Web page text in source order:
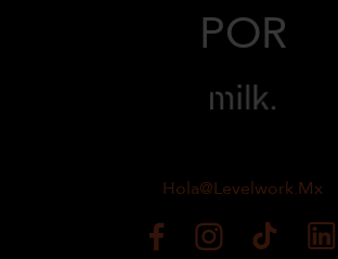
POR
Hola@levelwork.mx